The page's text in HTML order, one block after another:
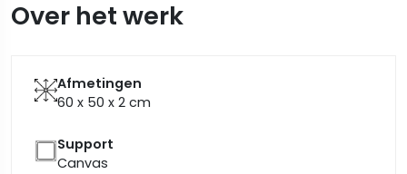
Over het werk
Afmetingen
60 x 50 x 2 cm
Support
Canvas